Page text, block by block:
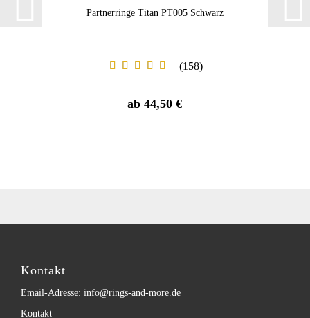
Partnerringe Titan PT005 Schwarz
158
ab 44,50 €
Kontakt
Email-Adresse: info@rings-and-more.de
Kontakt